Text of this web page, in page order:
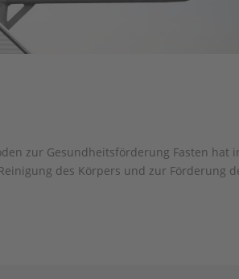
zur Gesundheitsförderung Fasten hat
des Körpers und zur Förderung